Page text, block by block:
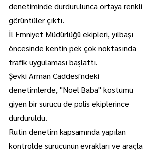
denetiminde durdurulunca ortaya renkli
görüntüler çıktı.
İl Emniyet Müdürlüğü ekipleri, yılbaşı
öncesinde kentin pek çok noktasında
trafik uygulaması başlattı.
Şevki Arman Caddesi'ndeki
denetimlerde, "Noel Baba" kostümü
giyen bir sürücü de polis ekiplerince
durduruldu.
Rutin denetim kapsamında yapılan
kontrolde sürücünün evrakları ve araçla